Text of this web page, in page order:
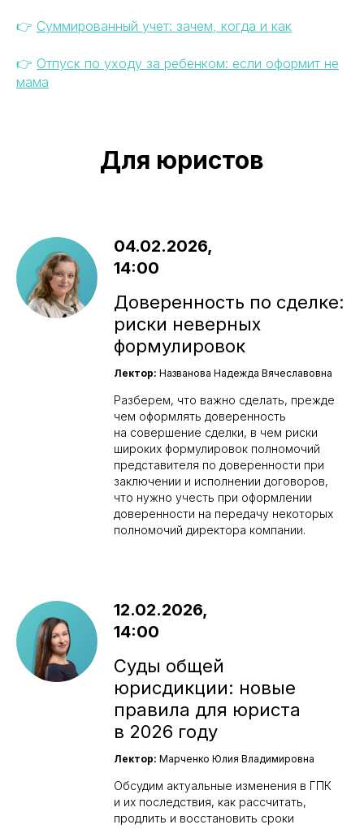
👉 Суммированный учет: зачем, когда и как
👉 Отпуск по уходу за ребенком: если оформит не
мама
Для юристов
04.02.2026,
14:00
Доверенность по сделке:
риски неверных
формулировок
Лектор: Названова Надежда Вячеславовна
Разберем, что важно сделать, прежде
чем оформлять доверенность
на совершение сделки, в чем риски
широких формулировок полномочий
представителя по доверенности при
заключении и исполнении договоров,
что нужно учесть при оформлении
доверенности на передачу некоторых
полномочий директора компании.
12.02.2026,
14:00
Суды общей
юрисдикции: новые
правила для юриста
в 2026 году
Лектор: Марченко Юлия Владимировна
Обсудим актуальные изменения в ГПК
и их последствия, как рассчитать,
продлить и восстановить сроки